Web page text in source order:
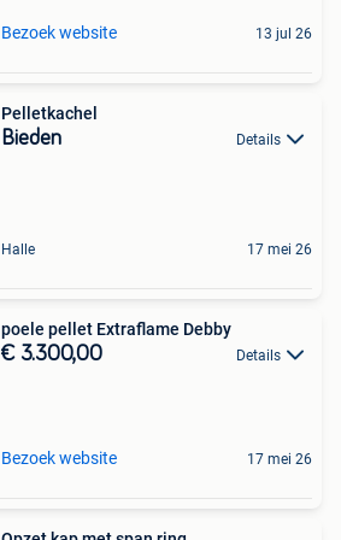
Bezoek website 13 jul 26
Pelletkachel
Bieden Details
Halle 17 mei 26
poele pellet Extraflame Debby
€ 3.300,00 Details
Bezoek website 17 mei 26